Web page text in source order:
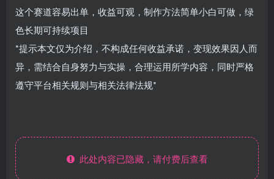
这个赛道容易出单，收益可观，制作方法简单小白可做，绿
色长期可持续项目
*提示本文仅为介绍，不构成任何收益承诺，变现效果因人而
异，需结合自身努力与实操，合理运用所学内容，同时严格
遵守平台相关规则与相关法律法规*
此处内容已隐藏，请付费后查看